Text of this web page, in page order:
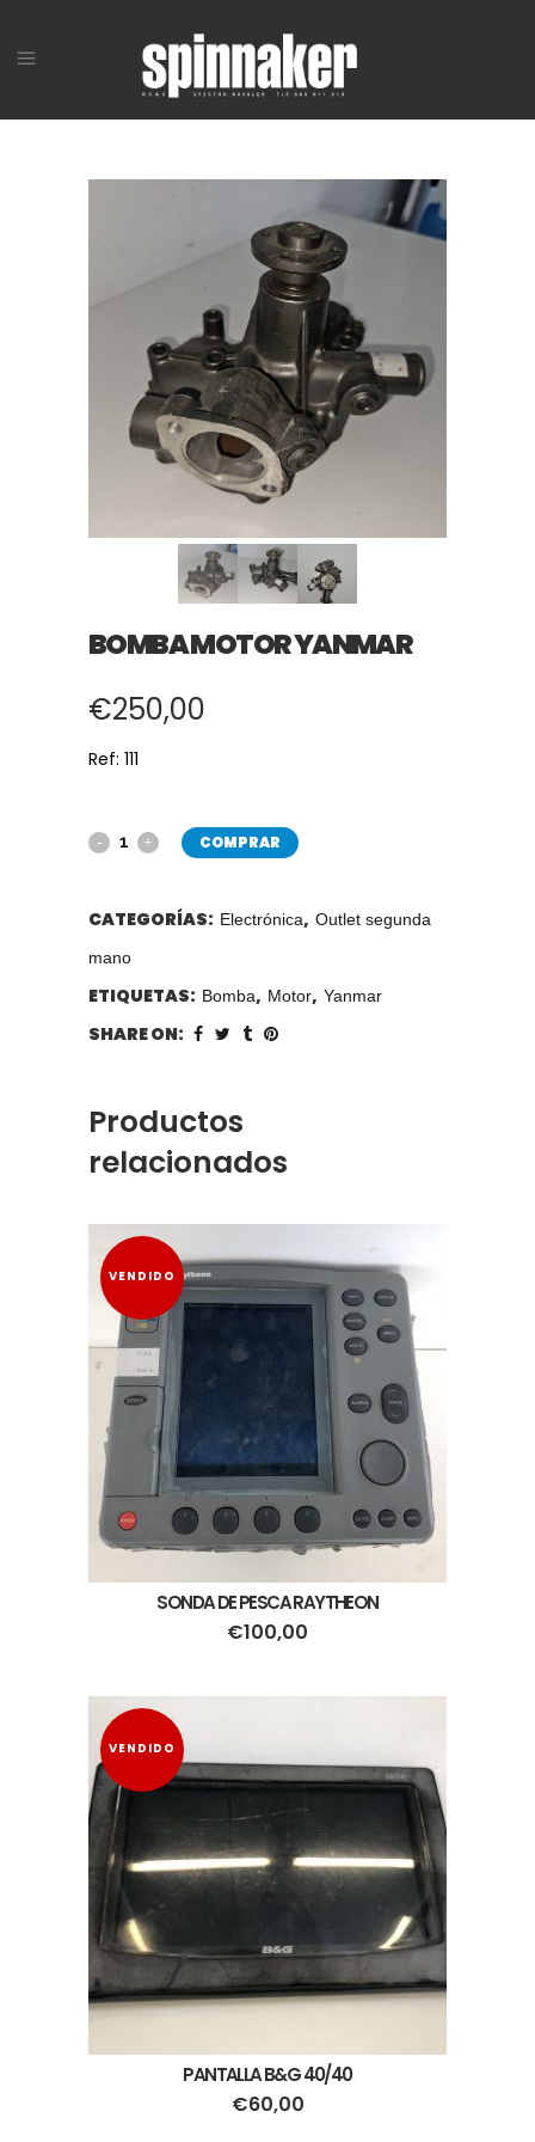
BOMBA MOTOR YANMAR
€250,00
Ref: 111
COMPRAR
CATEGORÍAS: Electrónica, Outlet segunda
mano
ETIQUETAS: Bomba, Motor, Yanmar
SHARE ON:
Productos
relacionados
VENDIDO
SONDA DE PESCA RAYTHEON
€100,00
VENDIDO
PANTALLA B&G 40/40
€60,00